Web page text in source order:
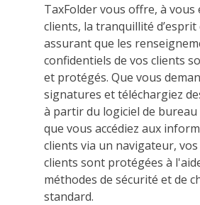
TaxFolder vous offre, à vous
clients, la tranquillité d’esprit
assurant que les
confidentiels de vos clients
et protégés. Que vous
signatures et téléchargiez
à partir du logiciel de bureau
que vous accédiez aux
clients via un navigateur,
clients sont protégées à
méthodes de sécurité et de
standard.